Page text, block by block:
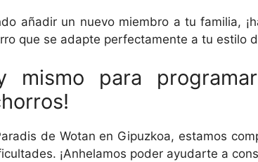
añadir un nuevo miembro a tu familia,
que se adapte perfectamente a tu estilo
mismo para
de Wotan en Gipuzkoa, estamos
¡Anhelamos poder ayudarte a